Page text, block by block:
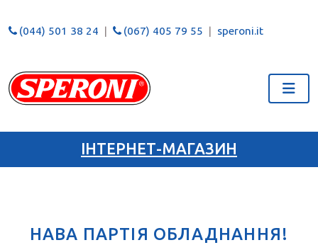
(044) 501 38 24 (067) 405 79 55 speroni.it
ІНТЕРНЕТ-МАГАЗИН
НАВА ПАРТІЯ ОБЛАДНАННЯ!